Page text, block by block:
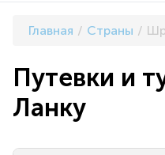
Офисы продаж
Главная Страны
Путевки и
Ланку